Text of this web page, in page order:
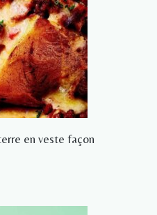
en veste façon